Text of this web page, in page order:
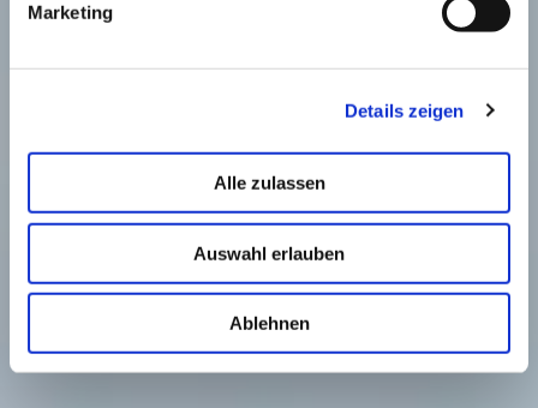
Marketing
Details zeigen
Alle zulassen
Auswahl erlauben
Ablehnen